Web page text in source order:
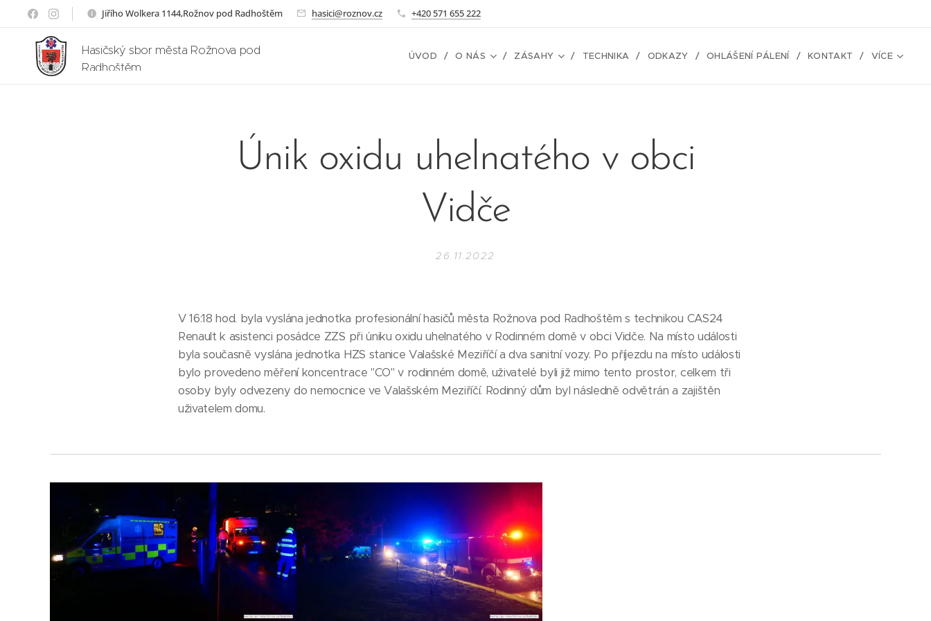
Jiřího Wolkera 1144,Rožnov pod Radhoštěm hasici@roznov.cz +420 571 655 222
Hasičský sbor města Rožnova pod
Radhoštěm
ÚVOD O NÁS ZÁSAHY TECHNIKA ODKAZY OHLÁŠENÍ PÁLENÍ KONTAKT VÍCE
Únik oxidu uhelnatého v obci
Vidče
26.11.2022
V 16:18 hod. byla vyslána jednotka profesionální hasičů města Rožnova pod Radhoštěm s technikou CAS24
Renault k asistenci posádce ZZS při úniku oxidu uhelnatého v Rodinném domě v obci Vidče. Na místo události
byla současně vyslána jednotka HZS stanice Valašské Meziříčí a dva sanitní vozy. Po příjezdu na místo události
bylo provedeno měření koncentrace "CO" v rodinném domě, uživatelé byli již mimo tento prostor, celkem tři
osoby byly odvezeny do nemocnice ve Valašském Meziříčí. Rodinný dům byl následně odvětrán a zajištěn
uživatelem domu.